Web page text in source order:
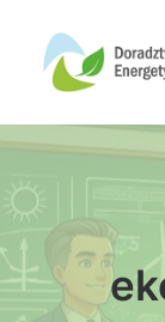
Aktualności
Wydarzenia
Oferta